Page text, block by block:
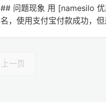
## 问题现象 用 [namesilo
名，使用支付宝付款成功，
上一页